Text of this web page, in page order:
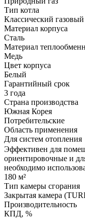
Тип котла
Классический газовый
Материал корпуса
Сталь
Материал
Медь
Цвет корпуса
Белый
Гарантийный срок
3 года
Страна производства
Южная Корея
Потребительские
Область применения
Для систем отопления
Эффективен для
ориентировочные и
необходимо
180 м²
Тип камеры сгорания
Закрытая камера
Производительность
КПД, %